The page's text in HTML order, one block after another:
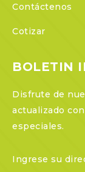
Contáctenos
Cotizar
BOLETIN
Disfrute de
actualizado
especiales.